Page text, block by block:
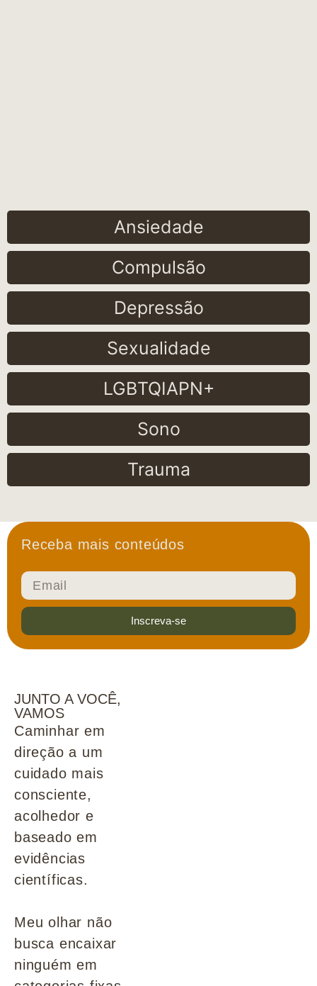
Ansiedade
Compulsão
Depressão
Sexualidade
LGBTQIAPN+
Sono
Trauma
Receba mais conteúdos
Inscreva-se
JUNTO A VOCÊ,
VAMOS
Caminhar em
direção a um
cuidado mais
consciente,
acolhedor e
baseado em
evidências
científicas.
Meu olhar não
busca encaixar
ninguém em